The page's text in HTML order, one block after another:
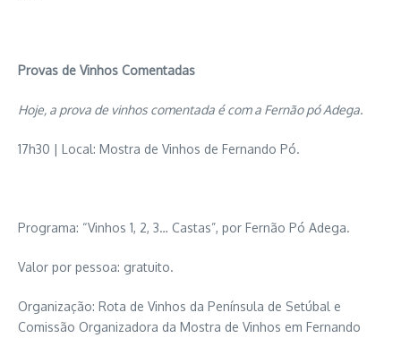
Provas de Vinhos Comentadas
Hoje, a prova de vinhos comentada é com a Fernão pó Adega.
17h30 | Local: Mostra de Vinhos de Fernando Pó.
Programa: “Vinhos 1, 2, 3… Castas”, por Fernão Pó Adega.
Valor por pessoa: gratuito.
Organização: Rota de Vinhos da Península de Setúbal e
Comissão Organizadora da Mostra de Vinhos em Fernando